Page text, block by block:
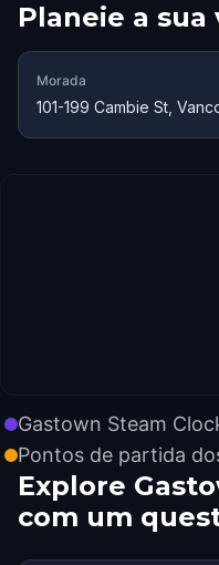
Planeie a sua
Morada
101-199 Cambie St,
Gastown Steam
Pontos de partida
Explore
com um